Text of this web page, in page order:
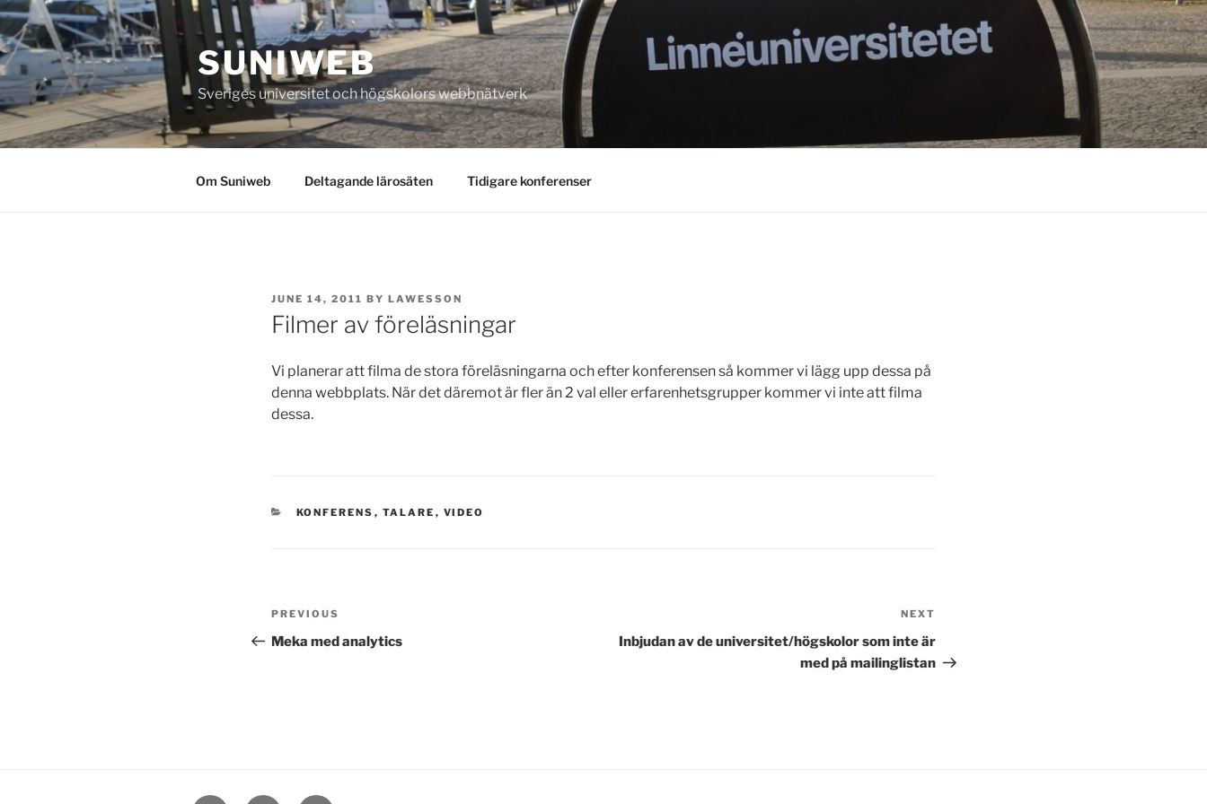
Skip
to
content
SUNIWEB
Sveriges universitet och högskolors webbnätverk
Om Suniweb Deltagande lärosäten Tidigare konferenser
POSTED
ON
JUNE 14, 2011 BY LAWESSON
Filmer av föreläsningar
Vi planerar att filma de stora föreläsningarna och efter konferensen så kommer vi lägg upp dessa på
denna webbplats. När det däremot är fler än 2 val eller erfarenhetsgrupper kommer vi inte att filma
dessa.
CATEGORIES
KONFERENS , TALARE , VIDEO
Post
navigation
Previous
Post
PREVIOUS
Meka med analytics
Post
NEXT
Inbjudan av de universitet/högskolor som inte är
med på mailinglistan